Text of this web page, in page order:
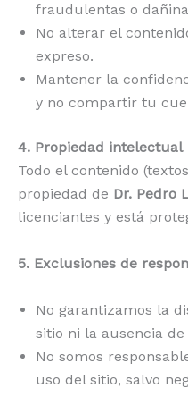
fraudulentas o
No alterar el
expreso.
Mantener la
y no compartir tu
4. Propiedad intelectual
Todo el contenido
propiedad de Dr. Pedro
licenciantes y está
5. Exclusiones de
No garantizamos la
sitio ni la ausencia de
No somos
uso del sitio, salvo